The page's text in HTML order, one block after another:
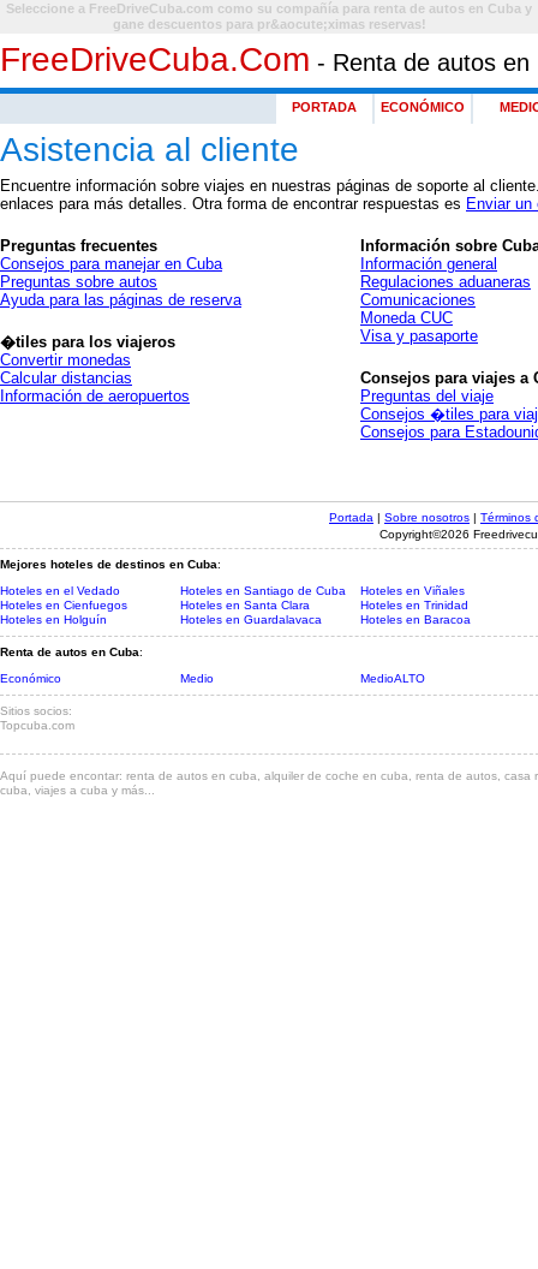
Seleccione a FreeDriveCuba.com como su compañía para renta de autos en Cuba y
gane descuentos para pr&aocute;ximas reservas!
FreeDriveCuba.com - Renta de autos en
PORTADA ECONÓMICO
Asistencia al cliente
Encuentre información sobre viajes en nuestras páginas de soporte al
enlaces para más detalles. Otra forma de encontrar respuestas es Enviar un
Preguntas frecuentes
Consejos para manejar en Cuba
Preguntas sobre autos
Ayuda para las páginas de reserva
�tiles para los viajeros
Convertir monedas
Calcular distancias
Información de aeropuertos
Información sobre
Información general
Regulaciones aduaneras
Comunicaciones
Moneda CUC
Visa y pasaporte
Consejos para viajes a
Preguntas del viaje
Consejos �tiles para
Consejos para
Portada | Sobre nosotros | Términos
Copyright©2026
Mejores hoteles de destinos en Cuba:
Hoteles en el Vedado
Hoteles en Santiago de Cuba
Hoteles en Viñales
Hoteles en Cienfuegos
Hoteles en Santa Clara
Hoteles en Trinidad
Hoteles en Holguín
Hoteles en Guardalavaca Hoteles en Baracoa
Renta de autos en Cuba:
Económico
Medio MedioALTO
Sitios socios:
Topcuba.com
Aquí puede encontar: renta de autos en cuba, alquiler de coche en cuba, renta de autos,
cuba, viajes a cuba y más...